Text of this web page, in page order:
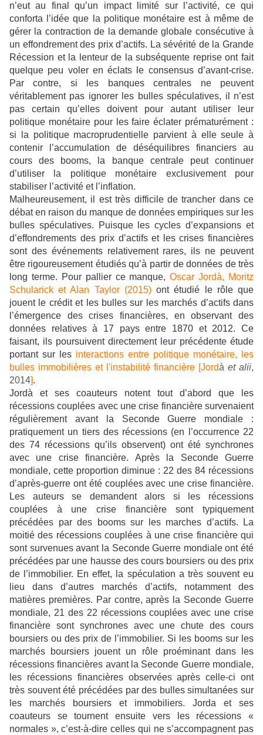
n’eut au final qu’un impact limité sur l’activité, ce qui
conforta l’idée que la politique monétaire est à même de
gérer la contraction de la demande globale consécutive à
un effondrement des prix d’actifs. La sévérité de la Grande
Récession et la lenteur de la subséquente reprise ont fait
quelque peu voler en éclats le consensus d’avant-crise.
Par contre, si les banques centrales ne peuvent
véritablement pas ignorer les bulles spéculatives, il n’est
pas certain qu’elles doivent pour autant utiliser leur
politique monétaire pour les faire éclater prématurément :
si la politique macroprudentielle parvient à elle seule à
contenir l’accumulation de déséquilibres financiers au
cours des booms, la banque centrale peut continuer
d’utiliser la politique monétaire exclusivement pour
stabiliser l’activité et l’inflation.
Malheureusement, il est très difficile de trancher dans ce
débat en raison du manque de données empiriques sur les
bulles spéculatives. Puisque les cycles d’expansions et
d’effondrements des prix d’actifs et les crises financières
sont des événements relativement rares, ils ne peuvent
être rigoureusement étudiés qu’à partir de données de très
long terme. Pour pallier ce manque, Oscar Jordà, Moritz
Schularick et Alan Taylor (2015)ont étudié le rôle que
jouent le crédit et les bulles sur les marchés d’actifs dans
l’émergence des crises financières, en observant des
données relatives à 17 pays entre 1870 et 2012. Ce
faisant, ils poursuivent directement leur précédente étude
portant sur les interactions entre politique monétaire, les
bulles immobilières et l'instabilité financière [Jordà et alii,
2014].
Jordà et ses coauteurs notent tout d’abord que les
récessions couplées avec une crise financière survenaient
régulièrement avant la Seconde Guerre mondiale :
pratiquement un tiers des récessions (en l’occurrence 22
des 74 récessions qu’ils observent) ont été synchrones
avec une crise financière. Après la Seconde Guerre
mondiale, cette proportion diminue : 22 des 84 récessions
d’après-guerre ont été couplées avec une crise financière.
Les auteurs se demandent alors si les récessions
couplées à une crise financière sont typiquement
précédées par des booms sur les marches d’actifs. La
moitié des récessions couplées à une crise financière qui
sont survenues avant la Seconde Guerre mondiale ont été
précédées par une hausse des cours boursiers ou des prix
de l’immobilier. En effet, la spéculation a très souvent eu
lieu dans d’autres marchés d’actifs, notamment des
matières premières. Par contre, après la Seconde Guerre
mondiale, 21 des 22 récessions couplées avec une crise
financière sont synchrones avec une chute des cours
boursiers ou des prix de l’immobilier. Si les booms sur les
marchés boursiers jouent un rôle proéminant dans les
récessions financières avant la Seconde Guerre mondiale,
les récessions financières observées après celle-ci ont
très souvent été précédées par des bulles simultanées sur
les marchés boursiers et immobiliers. Jorda et ses
coauteurs se tournent ensuite vers les récessions «
normales », c’est-à-dire celles qui ne s’accompagnent pas